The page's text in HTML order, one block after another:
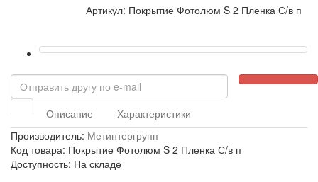
Артикул: Покрытие Фотолюм S 2 Пленка С/в п
Описание
Характеристики
Производитель: Метинтергрупп
Код товара: Покрытие Фотолюм S 2 Пленка С/в п
Доступность: На складе